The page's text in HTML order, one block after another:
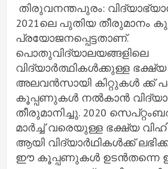
തിരുവനന്തപുരം:
2021ലെ പുതിയ തീരുമാനം
പ്രയോജനപ്പെട്ടതാണ്.
പൊതുവിദ്യാലയങ്ങളിലെ
വിദ്യാർത്ഥികൾക്കുള്ള
അലവൻസായി കിറ്റുകൾ ക്ക്
കൂപ്പണുകൾ നൽകാൻ
തീരുമാനിച്ചു. 2020
മാർച്ച് വരെയുള്ള ഭക്ഷ്യ
ആയി വിദ്യാർഥികൾക്ക്
ഈ കൂപ്പണുകൾ ഉടൻതന്നെ